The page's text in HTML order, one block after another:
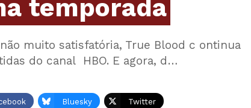
temporada
muito satisfatória, True Blood c ontinua
do canal HBO. E agora, d…
Bluesky Twitter